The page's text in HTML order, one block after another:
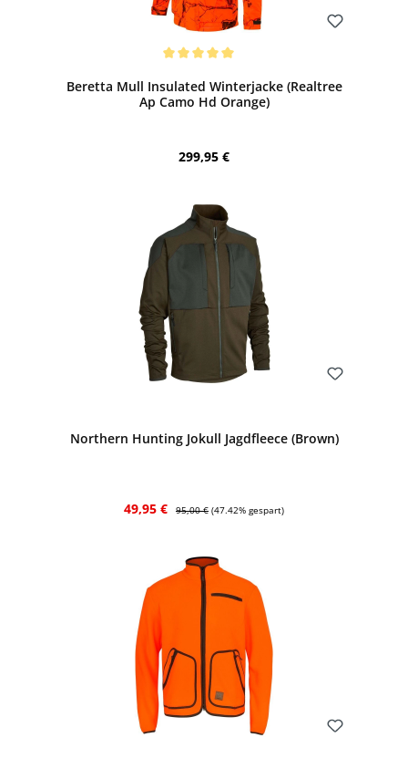
Beretta Mull Insulated Winterjacke (Realtree
Ap Camo Hd Orange)
Regulärer Preis:
299,95 €
Northern Hunting Jokull Jagdfleece (Brown)
Verkaufspreis:
49,95 € Regulärer Preis:
95,00 € (47.42% gespart)